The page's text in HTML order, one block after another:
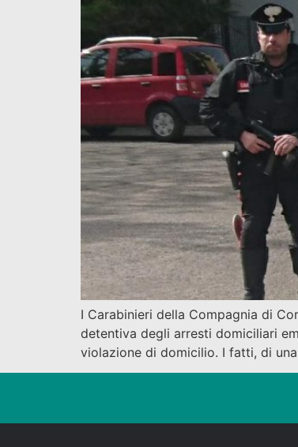
I Carabinieri della Compagnia di
detentiva degli arresti domiciliari
violazione di domicilio. I fatti, di